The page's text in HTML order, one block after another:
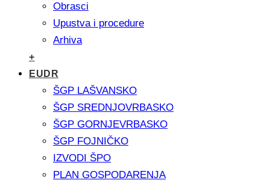
Obrasci
Upustva i procedure
Arhiva
+
EUDR
ŠGP LAŠVANSKO
ŠGP SREDNJOVRBASKO
ŠGP GORNJEVRBASKO
ŠGP FOJNIČKO
IZVODI ŠPO
PLAN GOSPODARENJA